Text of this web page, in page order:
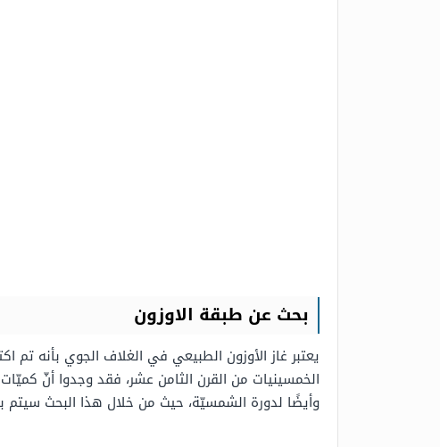
بحث عن طبقة الاوزون
يعتبر غاز الأوزون الطبيعي في الغلاف الجوي بأنه
الخمسينيات من القرن الثامن عشر، فقد وجدوا أنّ
وأيضًا لدورة الشمسيّة، حيث من خلال هذا البحث سيتم